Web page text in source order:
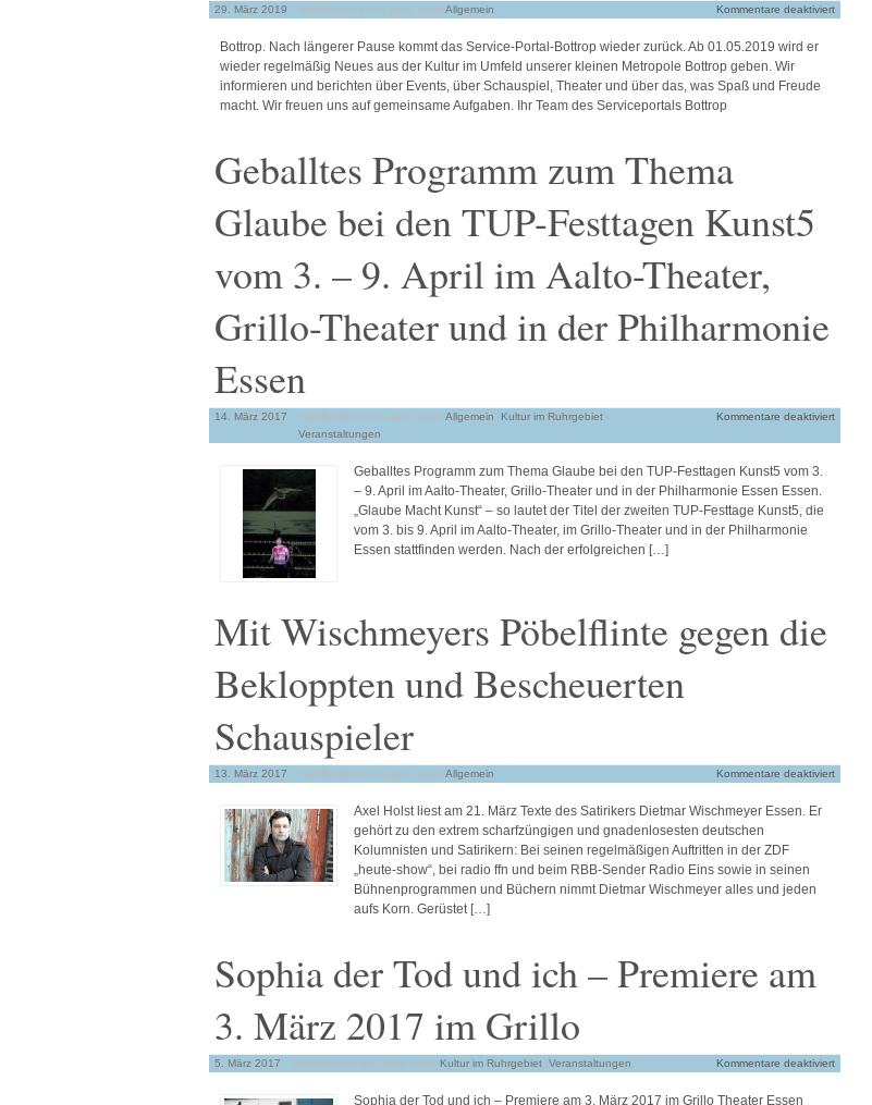
29. März 2019 Veröffentlicht von peve unterAllgemein Kommentare deaktiviert
Bottrop. Nach längerer Pause kommt das Service-Portal-Bottrop wieder zurück. Ab 01.05.2019 wird er
wieder regelmäßig Neues aus der Kultur im Umfeld unserer kleinen Metropole Bottrop geben. Wir
informieren und berichten über Events, über Schauspiel, Theater und über das, was Spaß und Freude
macht. Wir freuen uns auf gemeinsame Aufgaben. Ihr Team des Serviceportals Bottrop
Geballtes Programm zum Thema
Glaube bei den TUP-Festtagen Kunst5
vom 3. – 9. April im Aalto-Theater,
Grillo-Theater und in der Philharmonie
Essen
14. März 2017 Veröffentlicht von peve unterAllgemein, Kultur im Ruhrgebiet,
Veranstaltungen
Kommentare deaktiviert
Geballtes Programm zum Thema Glaube bei den TUP-Festtagen Kunst5 vom 3.
– 9. April im Aalto-Theater, Grillo-Theater und in der Philharmonie Essen Essen.
„Glaube Macht Kunst“ – so lautet der Titel der zweiten TUP-Festtage Kunst5, die
vom 3. bis 9. April im Aalto-Theater, im Grillo-Theater und in der Philharmonie
Essen stattfinden werden. Nach der erfolgreichen […]
Mit Wischmeyers Pöbelflinte gegen die
Bekloppten und Bescheuerten
Schauspieler
13. März 2017 Veröffentlicht von peve unterAllgemein Kommentare deaktiviert
Axel Holst liest am 21. März Texte des Satirikers Dietmar Wischmeyer Essen. Er
gehört zu den extrem scharfzüngigen und gnadenlosesten deutschen
Kolumnisten und Satirikern: Bei seinen regelmäßigen Auftritten in der ZDF
„heute-show“, bei radio ffn und beim RBB-Sender Radio Eins sowie in seinen
Bühnenprogrammen und Büchern nimmt Dietmar Wischmeyer alles und jeden
aufs Korn. Gerüstet […]
Sophia der Tod und ich – Premiere am
3. März 2017 im Grillo
5. März 2017 Veröffentlicht von peve unter Kultur im Ruhrgebiet, Veranstaltungen Kommentare deaktiviert
Sophia der Tod und ich – Premiere am 3. März 2017 im Grillo Theater Essen